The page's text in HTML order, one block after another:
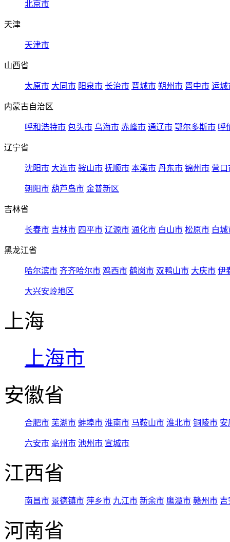
北京市
天津
天津市
山西省
太原市 大同市 阳泉市 长治市 晋城市 朔州市 晋中市 运城
内蒙古自治区
呼和浩特市 包头市 乌海市 赤峰市 通辽市 鄂尔多斯市 呼
辽宁省
沈阳市 大连市 鞍山市 抚顺市 本溪市 丹东市 锦州市 营口
朝阳市 葫芦岛市 金普新区
吉林省
长春市 吉林市 四平市 辽源市 通化市 白山市 松原市 白城
黑龙江省
哈尔滨市 齐齐哈尔市 鸡西市 鹤岗市 双鸭山市 大庆市 伊
大兴安岭地区
上海
上海市
安徽省
合肥市 芜湖市 蚌埠市 淮南市 马鞍山市 淮北市 铜陵市 安
六安市 亳州市 池州市 宣城市
江西省
南昌市 景德镇市 萍乡市 九江市 新余市 鹰潭市 赣州市 吉
河南省